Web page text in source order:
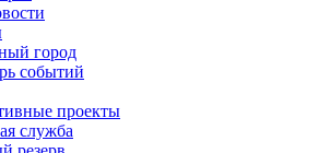
город
событий
проекты
служба